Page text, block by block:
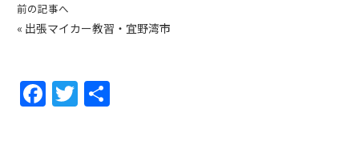
前の記事へ
« 出張マイカー教習・宜野湾市
F T